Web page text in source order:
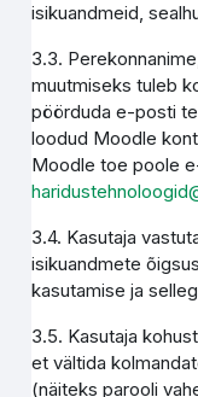
isikuandmeid,
3.3.
muutmiseks tuleb
pöörduda e-posti
loodud Moodle
Moodle toe poole
3.4. Kasutaja
isikuandmete
kasutamise ja
3.5. Kasutaja
et vältida
(näiteks parooli